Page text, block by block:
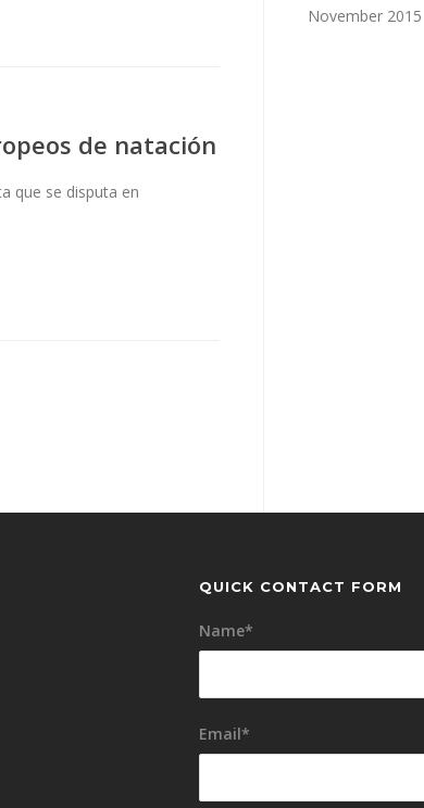
de natación
que se disputa en
November 2015
QUICK CONTACT FORM
Name*
Email*